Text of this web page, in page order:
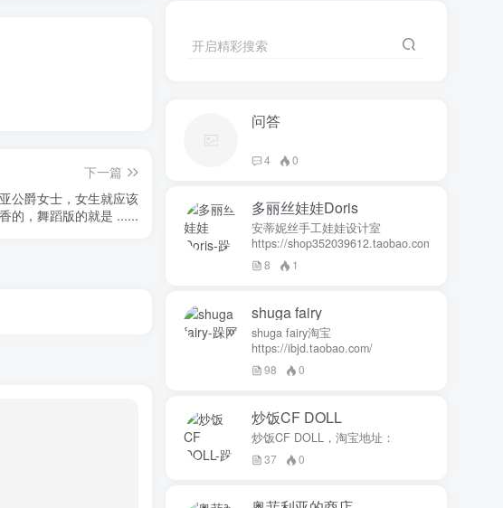
下一篇
公爵女士，女生就应该
的，舞蹈版的就是 ......
开启精彩搜索
问答
4 0
多丽丝娃娃Doris
安蒂妮丝手工娃娃设计室
https://shop352039612.taobao.com
8 1
shuga fairy
shuga fairy淘宝
https://ibjd.taobao.com/
98 0
炒饭CF DOLL
炒饭CF DOLL，淘宝地址：
37 0